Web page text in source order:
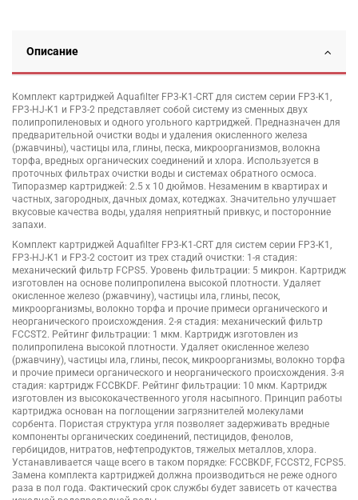
Описание
Комплект картриджей Aquafilter FP3-K1-CRT для систем серии FP3-K1,
FP3-HJ-K1 и FP3-2 представляет собой систему из сменных двух
полипропиленовых и одного угольного картриджей. Предназначен для
предварительной очистки воды и удаления окисленного железа
(ржавчины), частицы ила, глины, песка, микроорганизмов, волокна
торфа, вредных органических соединений и хлора. Используется в
проточных фильтрах очистки воды и системах обратного осмоса.
Типоразмер картриджей: 2.5 х 10 дюймов. Незаменим в квартирах и
частных, загородных, дачных домах, котеджах. Значительно улучшает
вкусовые качества воды, удаляя неприятный привкус, и посторонние
запахи.
Комплект картриджей Aquafilter FP3-K1-CRT для систем серии FP3-K1,
FP3-HJ-K1 и FP3-2 состоит из трех стадий очистки: 1-я стадия:
механический фильтр FCPS5. Уровень фильтрации: 5 микрон. Картридж
изготовлен на основе полипропилена высокой плотности. Удаляет
окисленное железо (ржавчину), частицы ила, глины, песок,
микроорганизмы, волокно торфа и прочие примеси органического и
неорганического происхождения. 2-я стадия: механический фильтр
FCCST2. Рейтинг фильтрации: 1 мкм. Картридж изготовлен из
полипропилена высокой плотности. Удаляет окисленное железо
(ржавчину), частицы ила, глины, песок, микроорганизмы, волокно торфа
и прочие примеси органического и неорганического происхождения. 3-я
стадия: картридж FCCBKDF. Рейтинг фильтрации: 10 мкм. Картридж
изготовлен из высококачественного уголя насыпного. Принцип работы
картриджа основан на поглощении загрязнителей молекулами
сорбента. Пористая структура угля позволяет задерживать вредные
компоненты органических соединений, пестицидов, фенолов,
гербицидов, нитратов, нефтепродуктов, тяжелых металлов, хлора.
Устанавливается чаще всего в таком порядке: FCCBKDF, FCCST2, FCPS5.
Замена комплекта картриджей должна производиться не реже одного
раза в пол года. Фактический срок службы будет зависеть от качества